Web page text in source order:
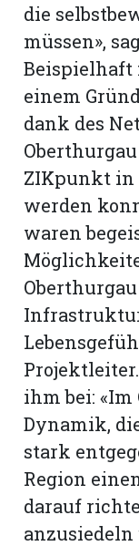
die
müssen»,
Beispielhaft
einem
dank des
ZIKpunkt in
werden
waren
ihm bei:
Dynamik,
stark
Region
darauf